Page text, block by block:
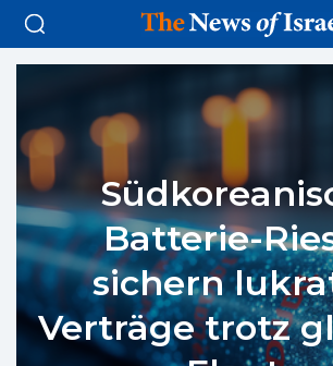
Batterie-
sichern
Verträge trotz